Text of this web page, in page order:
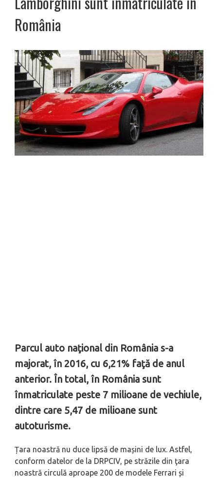
România
Parcul auto naţional din România s-a
majorat, în 2016, cu 6,21% faţă de anul
anterior. În total, în România sunt
înmatriculate peste 7 milioane de vechiule,
dintre care 5,47 de milioane sunt
autoturisme.
Țara noastră nu duce lipsă de mașini de lux. Astfel,
conform datelor de la DRPCIV, pe străzile din ţara
noastră circulă aproape 200 de modele Ferrari și